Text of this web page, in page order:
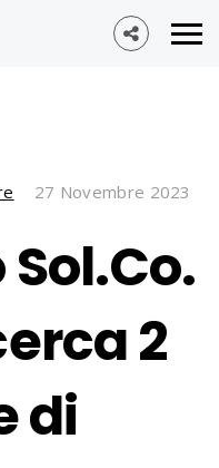
27 Novembre 2023
2
di